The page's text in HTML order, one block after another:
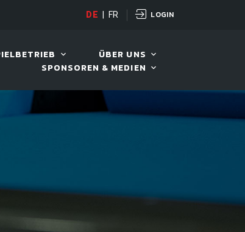
10. AUG. 2026, 19:00
DE FR LOGIN
ÜBER UNS
SPONSOREN & MEDIEN